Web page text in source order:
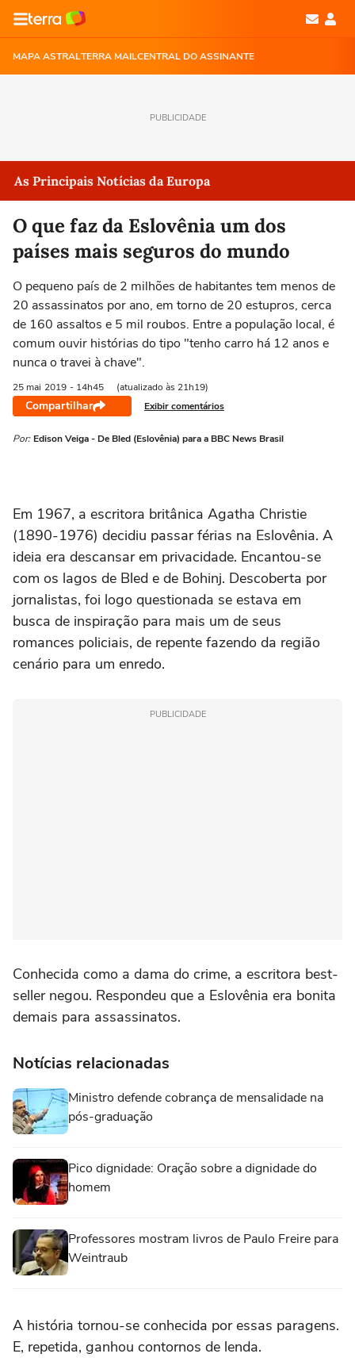
MAPA ASTRALTERRA MAILCENTRAL DO ASSINANTE
PUBLICIDADE
As Principais Notícias da Europa
O que faz da Eslovênia um dos
países mais seguros do mundo
O pequeno país de 2 milhões de habitantes tem menos de
20 assassinatos por ano, em torno de 20 estupros, cerca
de 160 assaltos e 5 mil roubos. Entre a população local, é
comum ouvir histórias do tipo "tenho carro há 12 anos e
nunca o travei à chave".
25 mai 2019 - 14h45 (atualizado às 21h19)
Compartilhar Exibir comentários
Por: Edison Veiga - De Bled (Eslovênia) para a BBC News Brasil
Em 1967, a escritora britânica Agatha Christie
(1890-1976) decidiu passar férias na Eslovênia. A
ideia era descansar em privacidade. Encantou-se
com os lagos de Bled e de Bohinj. Descoberta por
jornalistas, foi logo questionada se estava em
busca de inspiração para mais um de seus
romances policiais, de repente fazendo da região
cenário para um enredo.
PUBLICIDADE
Conhecida como a dama do crime, a escritora best-
seller negou. Respondeu que a Eslovênia era bonita
demais para assassinatos.
Notícias relacionadas
Ministro defende cobrança de mensalidade na
pós-graduação
Pico dignidade: Oração sobre a dignidade do
homem
Professores mostram livros de Paulo Freire para
Weintraub
A história tornou-se conhecida por essas paragens.
E, repetida, ganhou contornos de lenda.